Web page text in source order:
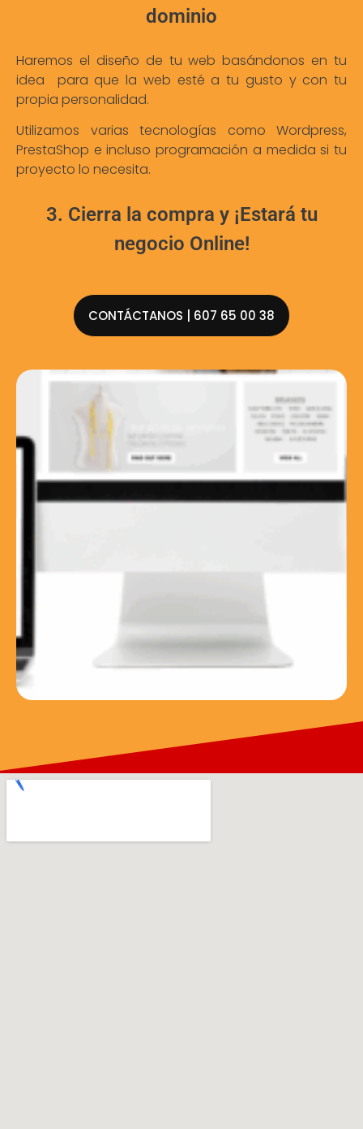
dominio
Haremos el diseño de tu web basándonos en tu
idea para que la web esté a tu gusto y con tu
propia personalidad.
Utilizamos varias tecnologías como Wordpress,
PrestaShop e incluso programación a medida si tu
proyecto lo necesita.
3. Cierra la compra y ¡Estará tu
negocio Online!
CONTÁCTANOS | 607 65 00 38